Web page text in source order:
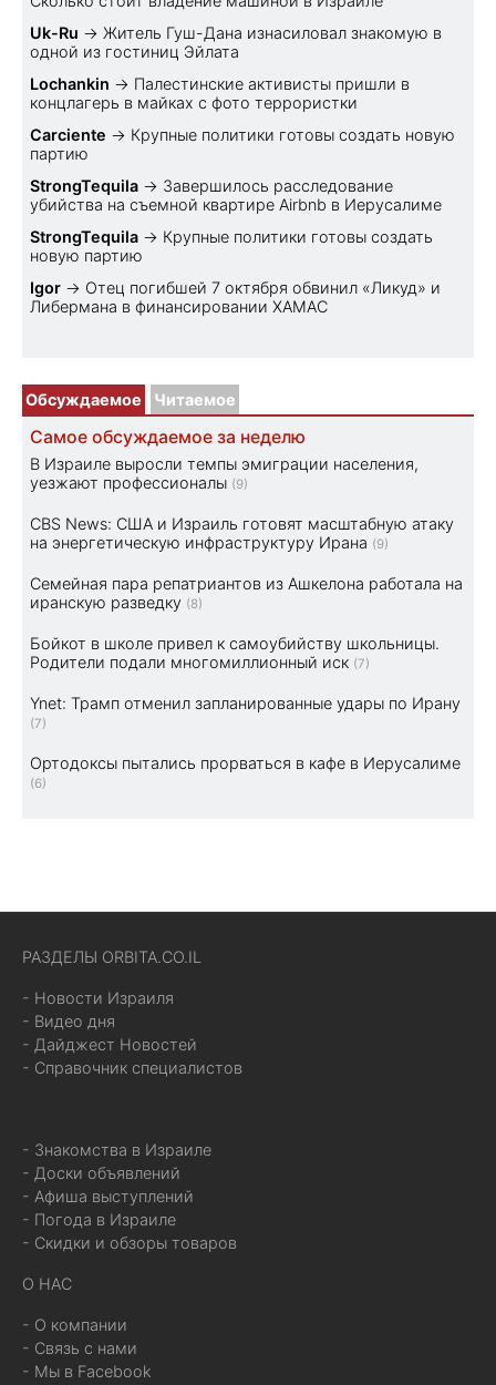
Uk-Ru → Житель Гуш-Дана изнасиловал знакомую в
одной из гостиниц Эйлата
Lochankin → Палестинские активисты пришли в
концлагерь в майках с фото террористки
Carciente → Крупные политики готовы создать новую
партию
StrongTequila → Завершилось расследование
убийства на съемной квартире Airbnb в Иерусалиме
StrongTequila → Крупные политики готовы создать
новую партию
Igor → Отец погибшей 7 октября обвинил «Ликуд» и
Либермана в финансировании ХАМАС
Обсуждаемое Читаемое
Самое обсуждаемое за неделю
В Израиле выросли темпы эмиграции населения,
уезжают профессионалы (9)
CBS News: США и Израиль готовят масштабную атаку
на энергетическую инфраструктуру Ирана (9)
Семейная пара репатриантов из Ашкелона работала на
иранскую разведку (8)
Бойкот в школе привел к самоубийству школьницы.
Родители подали многомиллионный иск (7)
Ynet: Трамп отменил запланированные удары по Ирану
(7)
Ортодоксы пытались прорваться в кафе в Иерусалиме
(6)
РАЗДЕЛЫ ORBITA.CO.IL
- Новости Израиля
- Видео дня
- Дайджест Новостей
- Справочник специалистов
- Знакомства в Израиле
- Доски объявлений
- Афиша выступлений
- Погода в Израиле
- Скидки и обзоры товаров
О НАС
- О компании
- Связь с нами
- Мы в Facebook